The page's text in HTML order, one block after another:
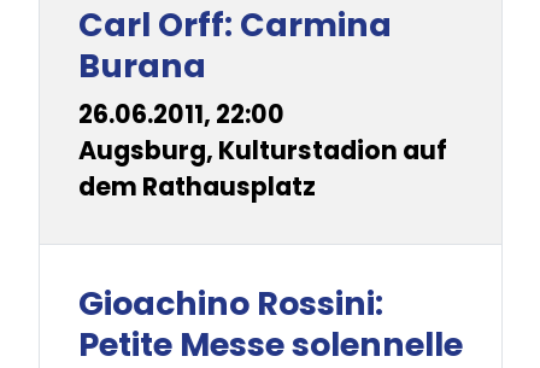
Carl Orff: Carmina
Burana
26.06.2011, 22:00
Augsburg, Kulturstadion auf
dem Rathausplatz
Gioachino Rossini:
Petite Messe solennelle